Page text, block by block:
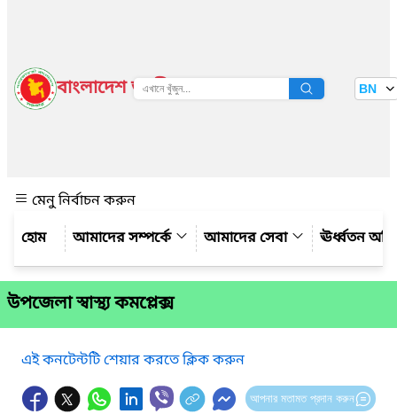
বাংলাদেশ জাতীয় তথ্য বাতায়ন BN
মেনু নির্বাচন করুন
আমাদের সম্পর্কে
আমাদের সেবা ঊর্ধ্বতন
উপজেলা স্বাস্থ্য কমপ্লেক্স
এই কনটেন্টটি শেয়ার করতে ক্লিক করুন
আপনার মতামত প্রদান করুন